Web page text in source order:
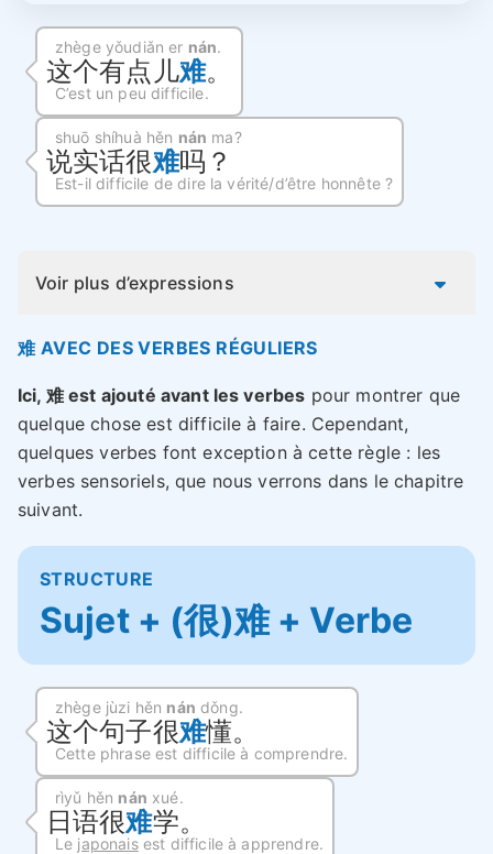
zhège yǒudiǎn er nán.
这个有点儿难。
C’est un peu difficile.
shuō shíhuà hěn nán ma?
说实话很难吗？
Est-il difficile de dire la vérité/d’être honnête ?
Voir plus d’expressions
难 AVEC DES VERBES RÉGULIERS
Ici, 难 est ajouté avant les verbes pour montrer que
quelque chose est difficile à faire. Cependant,
quelques verbes font exception à cette règle : les
verbes sensoriels, que nous verrons dans le chapitre
suivant.
STRUCTURE
Sujet + (很)难 + Verbe
zhège jùzi hěn nán dǒng.
这个句子很难懂。
Cette phrase est difficile à comprendre.
rìyǔ hěn nán xué.
日语很难学。
Le japonaisest difficile à apprendre.